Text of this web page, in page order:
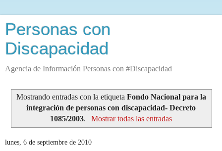
Personas con
Discapacidad
Agencia de Información Personas con #Discapacidad
Mostrando entradas con la etiqueta Fondo Nacional para la
integración de personas con discapacidad- Decreto
1085/2003. Mostrar todas las entradas
lunes, 6 de septiembre de 2010